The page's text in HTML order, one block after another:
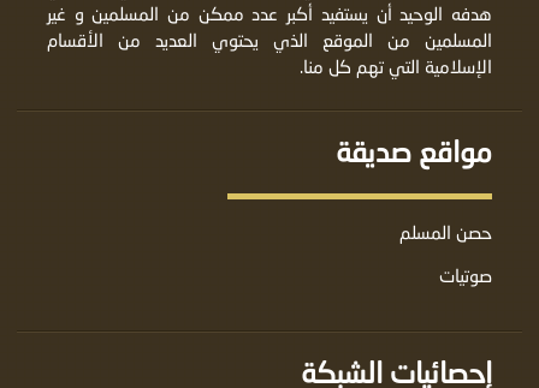
هدفه الوحيد أن يستفيد أكبر عدد ممكن من المسلمين و غير
المسلمين من الموقع الذي يحتوي العديد من الأقسام
الإسلامية التي تهم كل منا.
مواقع صديقة
حصن المسلم
صوتيات
إحصائيات الشبكة